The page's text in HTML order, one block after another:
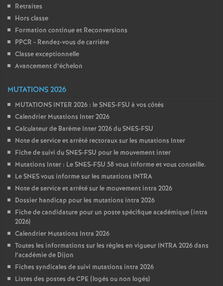
Retraites
Hors classe
Formation continue et Reconversions
PPCR - Rendez-vous de carrière
Classe exceptionnelle
Avancement d’échelon
MUTATIONS 2026
MUTATIONS INTER 2026 : le SNES-FSU à vos côtés
Calendrier Mutations Inter 2026
Calculateur de Barème Inter 2026 du SNES-FSU
Note de service et arrêté rectoraux sur les mutations Inter
Fiche de suivi du SNES-FSU pour le mouvement inter
Mutations Inter : Le SNES-FSU 58 vous informe et vous conseille.
Le SNES vous informe sur les mutations INTRA
Note de service et arrêté sur le mouvement intra 2026
Dossier handicap pour les mutations intra 2026
Fiche de candidature pour un poste spécifique académique (intra
2026)
Calendrier Mutations Intra 2026
Toutes les informations sur les règles en vigueur INTRA 2026 dans
l’académie de Dijon
Fiches syndicales de suivi mutations intra 2026
Listes des postes de CPE (logés ou non logés)